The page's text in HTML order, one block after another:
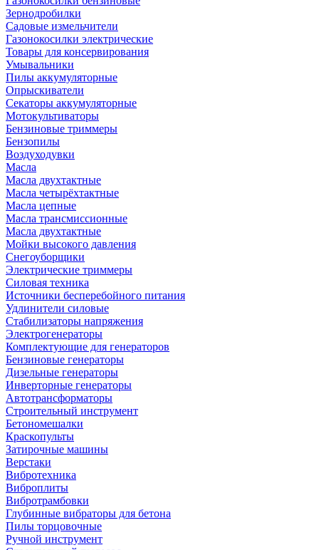
Зернодробилки
Садовые измельчители
Газонокосилки электрические
Товары для консервирования
Умывальники
Пилы аккумуляторные
Опрыскиватели
Секаторы аккумуляторные
Мотокультиваторы
Бензиновые триммеры
Бензопилы
Воздуходувки
Масла
Масла двухтактные
Масла четырёхтактные
Масла цепные
Масла трансмиссионные
Масла двухтактные
Мойки высокого давления
Снегоуборщики
Электрические триммеры
Силовая техника
Источники бесперебойного питания
Удлинители силовые
Стабилизаторы напряжения
Электрогенераторы
Комплектующие для генераторов
Бензиновые генераторы
Дизельные генераторы
Инверторные генераторы
Автотрансформаторы
Строительный инструмент
Бетономешалки
Краскопульты
Затирочные машины
Верстаки
Вибротехника
Виброплиты
Вибротрамбовки
Глубинные вибраторы для бетона
Пилы торцовочные
Ручной инструмент